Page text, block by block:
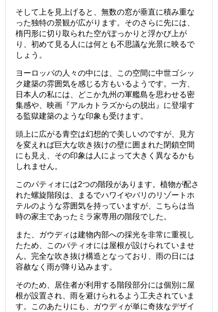
そして上を見上げると、無数の窓が垂直に積み重な
った独特の景観が広がります。そのさらに先には、
楕円形に切り取られた空がぽっかりと浮かび上が
り、初めて見る人には何とも不思議な光景に映るで
しょう。
ヨーロッパの人々の中には、この空間に中世ゴシッ
ク建築の雰囲気を感じる方もいるようです。一方、
日本人の私には、どこか九州の軍艦島を思わせる密
集感や、映画『アルカトラズからの脱出』に登場す
る監獄建築のような印象も受けます。
頭上に広がる青空は幻想的で美しいのですが、見方
を変えれば巨大な吹き抜けの壁に囲まれた閉鎖空間
にも見え、その印象は人によって大きく異なるかも
しれません。
このパティオには2つの階段があります。植物が配さ
れた螺旋階段は、まるでハワイやバリのリゾートホ
テルのような雰囲気を持っていますが、こちらは当
時の家主であったミラ家専用の階段でした。
また、ガウディは建物内部への採光を非常に重視し
たため、このパティオには屋根が設けられていませ
ん。完全な吹き抜け構造となっており、雨の日には
容赦なく雨が降り込みます。
そのため、居住者が利用する階段部分には個別に屋
根が設置され、雨を避けられるよう工夫されていま
す。このあたりにも、ガウディが単に奇抜なデザイ